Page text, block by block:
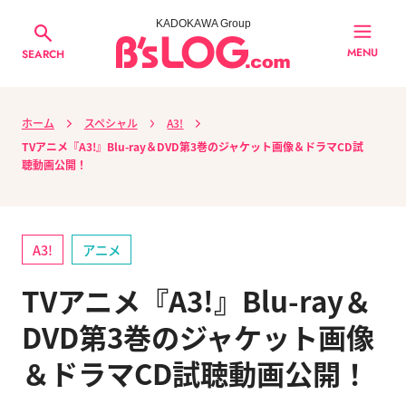
SEARCH
KADOKAWA Group
MENU
ホーム スペシャル
A3!
TVアニメ『A3!』Blu-ray＆DVD第3巻のジャケット画像＆ドラマCD試
聴動画公開！
A3! アニメ
TVアニメ『A3!』Blu-ray＆
DVD第3巻のジャケット画像
＆ドラマCD試聴動画公開！